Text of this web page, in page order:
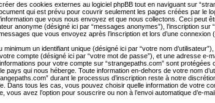
des cookies externes au logiciel phpBB tout en naviguant sur
qui est prévu pour couvrir seulement les pages créées par le
que vous nous envoyez et que nous collectons. Ceci peut
anonyme (désigné ici par “messages anonymes”), l’inscription sur
que vous envoyez après l’inscription et lors d’une connexion
minimum un identifiant unique (désigné ici par “votre nom
compte (désigné ici par “votre mot de passe”), et une adresse e-
pour votre compte sur “strangepaths.com” sont protégées
pays qui nous héberge. Toute information en-dehors de votre nom
durant le processus d’inscription reste à notre
Dans tous les cas, vous pouvez choisir quelle information de votre
vous avez l’option pour souscrire ou non à l’envoi automatique d’e-